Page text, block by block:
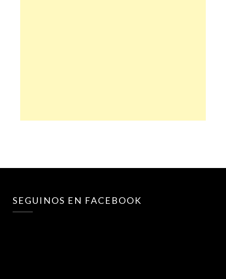
SEGUINOS EN FACEBOOK